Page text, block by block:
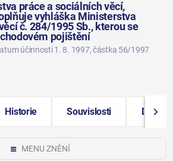
práce a sociálních věcí,
vyhláška Ministerstva
č. 284/1995 Sb., kterou se
pojištění
účinnosti 1. 8. 1997, částka 56/1997
Historie Souvislosti Další
MENU ZNĚNÍ